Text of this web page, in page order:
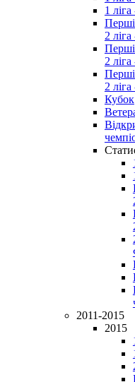
1
2
2
2
Кубок
2011-2015
2015